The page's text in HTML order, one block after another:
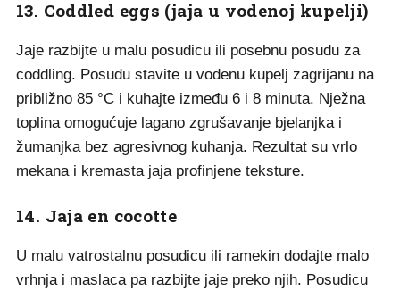
13. Coddled eggs (jaja u vodenoj kupelji)
Jaje razbijte u malu posudicu ili posebnu posudu za
coddling. Posudu stavite u vodenu kupelj zagrijanu na
približno 85 °C i kuhajte između 6 i 8 minuta. Nježna
toplina omogućuje lagano zgrušavanje bjelanjka i
žumanjka bez agresivnog kuhanja. Rezultat su vrlo
mekana i kremasta jaja profinjene teksture.
14. Jaja en cocotte
U malu vatrostalnu posudicu ili ramekin dodajte malo
vrhnja i maslaca pa razbijte jaje preko njih. Posudicu